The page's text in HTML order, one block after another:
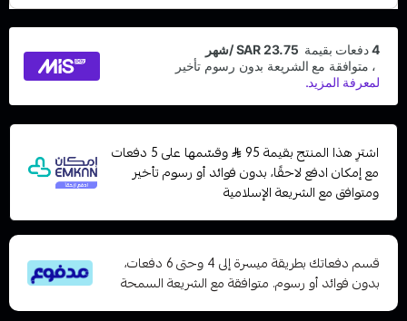
اشترِ هذا المنتج بقيمة 95
وقسّمها على 5 دفعات
مع إمكان ادفع لاحقًا، بدون فوائد أو رسوم تأخير
ومتوافق مع الشريعة الإسلامية
قسم دفعاتك بطريقة ميسرة إلى 4 وحتى 6 دفعات،
بدون فوائد أو رسوم. متوافقة مع الشريعة السمحة